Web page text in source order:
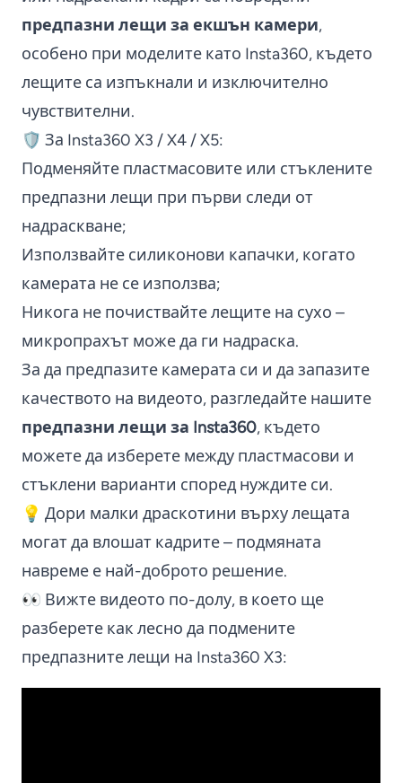
предпазни лещи за екшън камери,
особено при моделите като Insta360, където
лещите са изпъкнали и изключително
чувствителни.
🛡️ За Insta360 X3 / X4 / X5:
Подменяйте пластмасовите или стъклените
предпазни лещи при първи следи от
надраскване;
Използвайте силиконови капачки, когато
камерата не се използва;
Никога не почиствайте лещите на сухо –
микропрахът може да ги надраска.
За да предпазите камерата си и да запазите
качеството на видеото, разгледайте нашите
предпазни лещи за Insta360, където
можете да изберете между пластмасови и
стъклени варианти според нуждите си.
💡 Дори малки драскотини върху лещата
могат да влошат кадрите – подмяната
навреме е най-доброто решение.
👀 Вижте видеото по-долу, в което ще
разберете как лесно да подмените
предпазните лещи на Insta360 X3: